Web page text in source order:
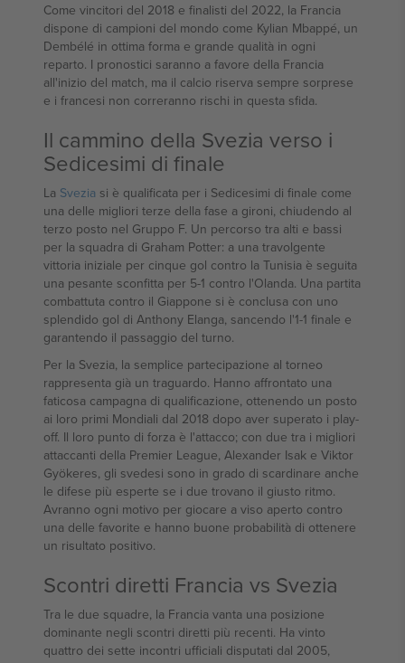
Come vincitori del 2018 e finalisti del 2022, la Francia
dispone di campioni del mondo come Kylian Mbappé, un
Dembélé in ottima forma e grande qualità in ogni
reparto. I pronostici saranno a favore della Francia
all'inizio del match, ma il calcio riserva sempre sorprese
e i francesi non correranno rischi in questa sfida.
Il cammino della Svezia verso i
Sedicesimi di finale
La Svezia si è qualificata per i Sedicesimi di finale come
una delle migliori terze della fase a gironi, chiudendo al
terzo posto nel Gruppo F. Un percorso tra alti e bassi
per la squadra di Graham Potter: a una travolgente
vittoria iniziale per cinque gol contro la Tunisia è seguita
una pesante sconfitta per 5-1 contro l'Olanda. Una partita
combattuta contro il Giappone si è conclusa con uno
splendido gol di Anthony Elanga, sancendo l'1-1 finale e
garantendo il passaggio del turno.
Per la Svezia, la semplice partecipazione al torneo
rappresenta già un traguardo. Hanno affrontato una
faticosa campagna di qualificazione, ottenendo un posto
ai loro primi Mondiali dal 2018 dopo aver superato i play-
off. Il loro punto di forza è l'attacco; con due tra i migliori
attaccanti della Premier League, Alexander Isak e Viktor
Gyökeres, gli svedesi sono in grado di scardinare anche
le difese più esperte se i due trovano il giusto ritmo.
Avranno ogni motivo per giocare a viso aperto contro
una delle favorite e hanno buone probabilità di ottenere
un risultato positivo.
Scontri diretti Francia vs Svezia
Tra le due squadre, la Francia vanta una posizione
dominante negli scontri diretti più recenti. Ha vinto
quattro dei sette incontri ufficiali disputati dal 2005,